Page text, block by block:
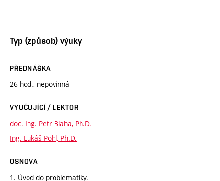
Typ (způsob) výuky
PŘEDNÁŠKA
26 hod., nepovinná
VYUČUJÍCÍ / LEKTOR
doc. Ing. Petr Blaha, Ph.D.
Ing. Lukáš Pohl, Ph.D.
OSNOVA
1. Úvod do problematiky.